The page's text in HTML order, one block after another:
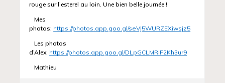
rouge sur l’esterel au loin. Une bien belle journée !
Mes
photos: https://photos.app.goo.gl/seVJ5WURZEXiwsjz5
Les photos
d’Alex: https://photos.app.goo.gl/DLpGCLMRiF2Kh3ur9
Mathieu